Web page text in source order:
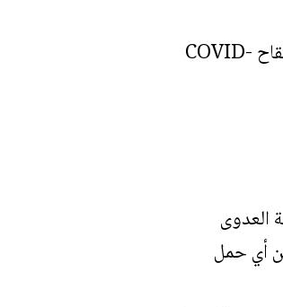
العدوى
أي حمل